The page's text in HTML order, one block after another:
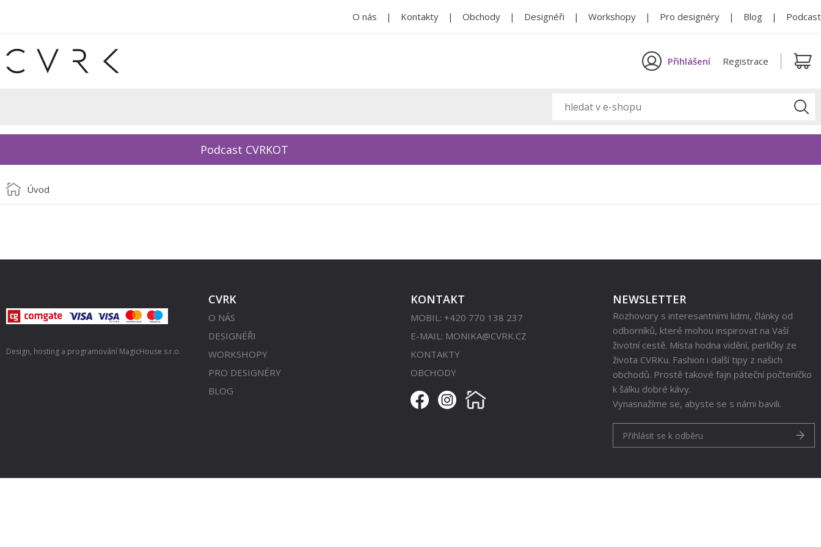
O nás Kontakty Obchody Designéři Workshopy Pro designéry Blog Podcast
Přihlášení Registrace
Podcast CVRKOT
Úvod
Design, hosting a programování MagicHouse s.r.o.
CVRK
O NÁS
DESIGNÉŘI
WORKSHOPY
PRO DESIGNÉRY
BLOG
KONTAKT
MOBIL: +420 770 138 237
E-MAIL: MONIKA@CVRK.CZ
KONTAKTY
OBCHODY
NEWSLETTER
Rozhovory s interesantními lidmi, články od
odborníků, které mohou inspirovat na Vaší
životní cestě. Místa hodna vidění, perličky ze
života CVRKu. Fashion i další tipy z našich
obchodů. Prostě takové fajn páteční počteníčko
k šálku dobré kávy.
Vynasnažíme se, abyste se s námi bavili.
Přihlásit se k odběru